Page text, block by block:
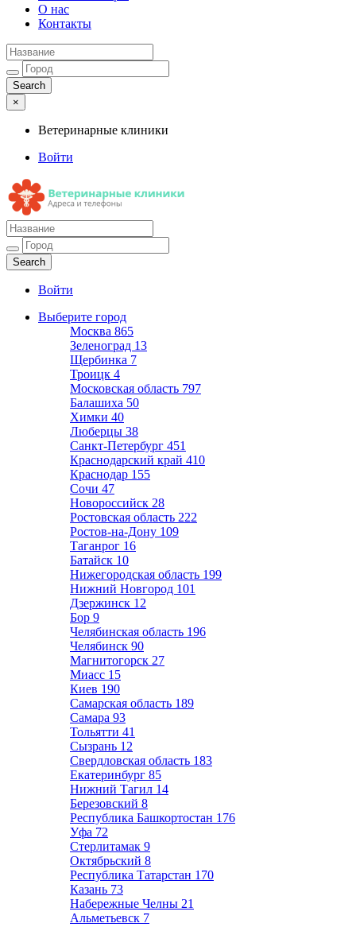
О нас
Контакты
×
Ветеринарные клиники
Войти
Ветеринарные клиники
Адреса и телефоны
Войти
Выберите город
Москва 865
Зеленоград 13
Щербинка 7
Троицк 4
Московская область 797
Балашиха 50
Химки 40
Люберцы 38
Санкт-Петербург 451
Краснодарский край 410
Краснодар 155
Сочи 47
Новороссийск 28
Ростовская область 222
Ростов-на-Дону 109
Таганрог 16
Батайск 10
Нижегородская область 199
Нижний Новгород 101
Дзержинск 12
Бор 9
Челябинская область 196
Челябинск 90
Магнитогорск 27
Миасс 15
Киев 190
Самарская область 189
Самара 93
Тольятти 41
Сызрань 12
Свердловская область 183
Екатеринбург 85
Нижний Тагил 14
Березовский 8
Республика Башкортостан 176
Уфа 72
Стерлитамак 9
Октябрьский 8
Республика Татарстан 170
Казань 73
Набережные Челны 21
Альметьевск 7